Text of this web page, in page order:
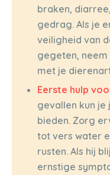
braken,
gedrag. Als je
veiligheid van
gegeten,
met je
Eerste hulp
gevallen kun je
bieden. Zorg
tot vers water
rusten. Als hij
ernstige